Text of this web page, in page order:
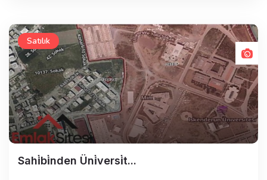
Satılık
Sahi̇bi̇nden Üni̇versi̇t...